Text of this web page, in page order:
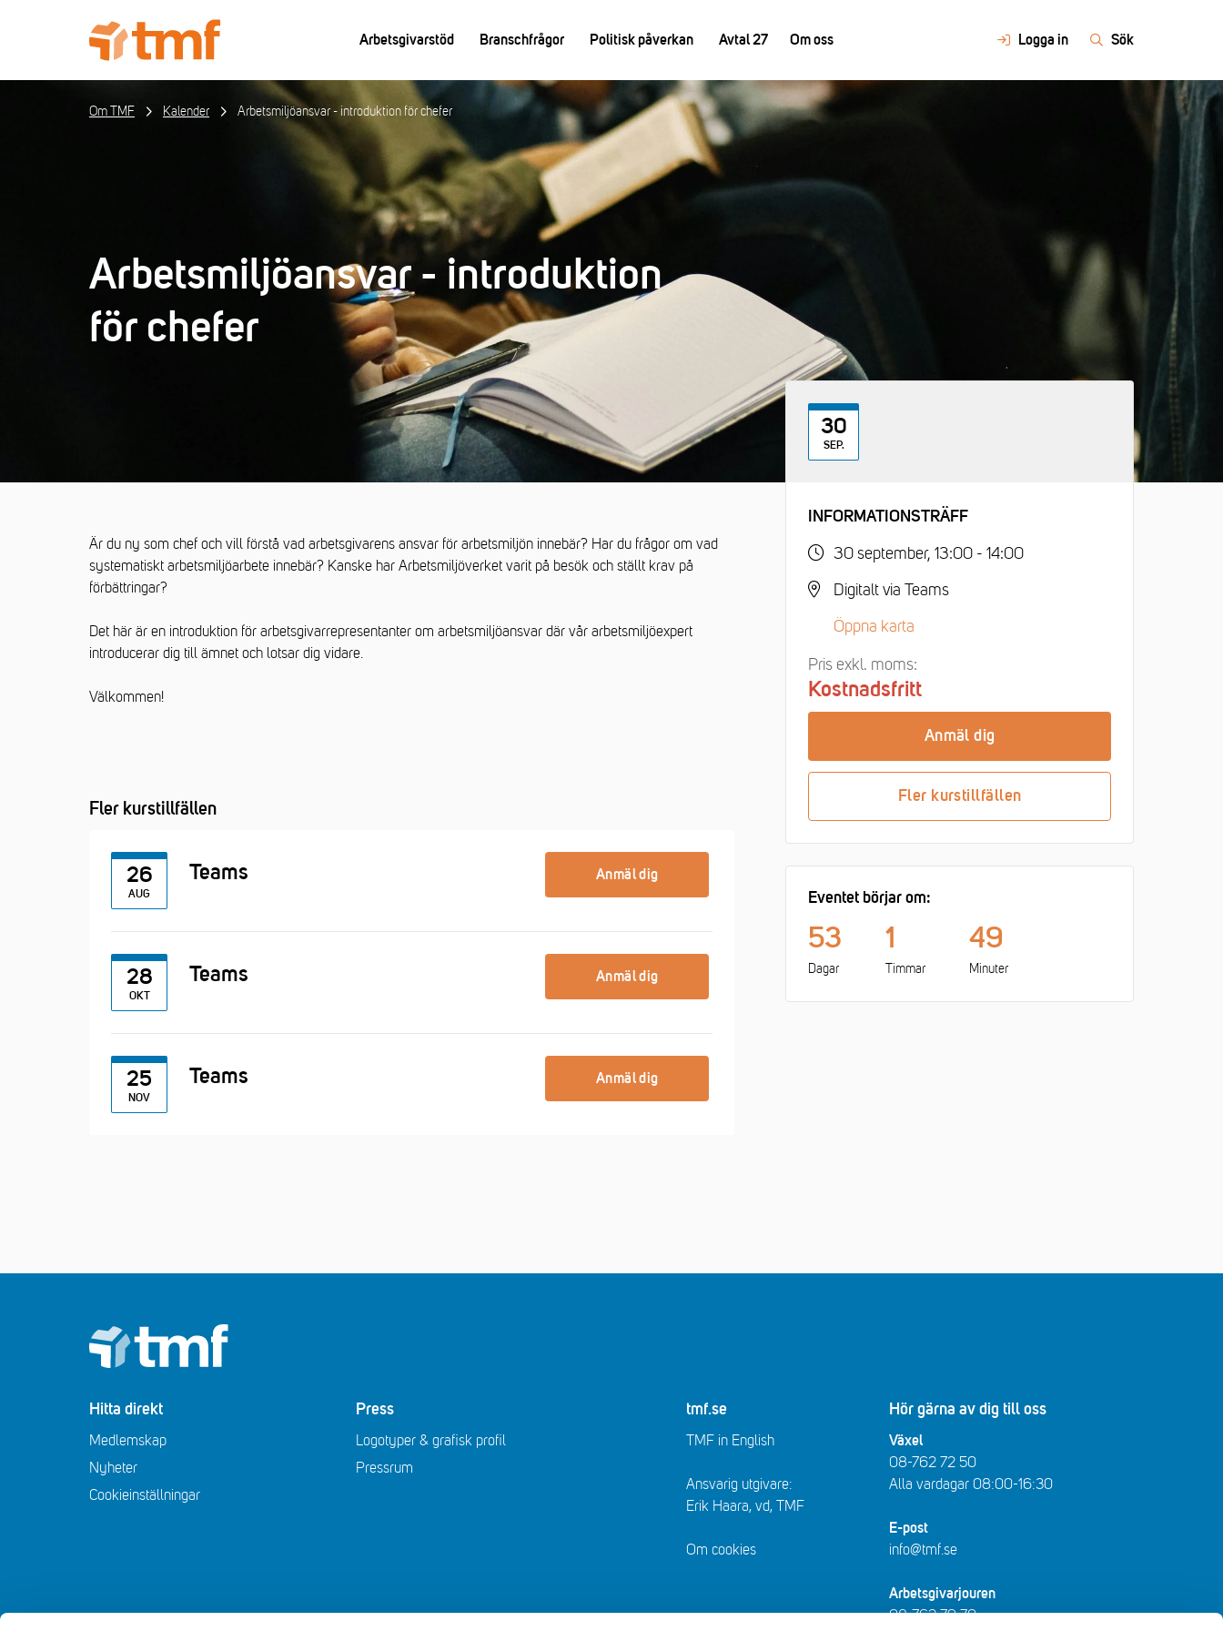
Arbetsgivarstöd Branschfrågor Politisk påverkan Avtal 27 Om oss Logga in Sök
Om TMF Kalender Arbetsmiljöansvar - introduktion för chefer
Arbetsmiljöansvar - introduktion
för chefer
30
SEP.
Är du ny som chef och vill förstå vad arbetsgivarens ansvar för arbetsmiljön innebär? Har du frågor om vad
systematiskt arbetsmiljöarbete innebär? Kanske har Arbetsmiljöverket varit på besök och ställt krav på
förbättringar?
Det här är en introduktion för arbetsgivarrepresentanter om arbetsmiljöansvar där vår arbetsmiljöexpert
introducerar dig till ämnet och lotsar dig vidare.
Välkommen!
Fler kurstillfällen
26
AUG
Teams Anmäl dig
28
OKT
Teams Anmäl dig
25
NOV
Teams Anmäl dig
INFORMATIONSTRÄFF
30 september, 13:00 - 14:00
Digitalt via Teams
Öppna karta
Pris exkl. moms:
Kostnadsfritt
Anmäl dig
Fler kurstillfällen
Eventet börjar om:
53
Dagar
1
Timmar
49
Minuter
Hitta direkt
Medlemskap
Nyheter
Cookieinställningar
Press
Logotyper & grafisk profil
Pressrum
tmf.se
TMF in English
Ansvarig utgivare:
Erik Haara, vd, TMF
Om cookies
Hör gärna av dig till oss
Växel
08-762 72 50
Alla vardagar 08:00-16:30​​
E-post
info@tmf.se
Arbetsgivarjouren
08-762 79 70